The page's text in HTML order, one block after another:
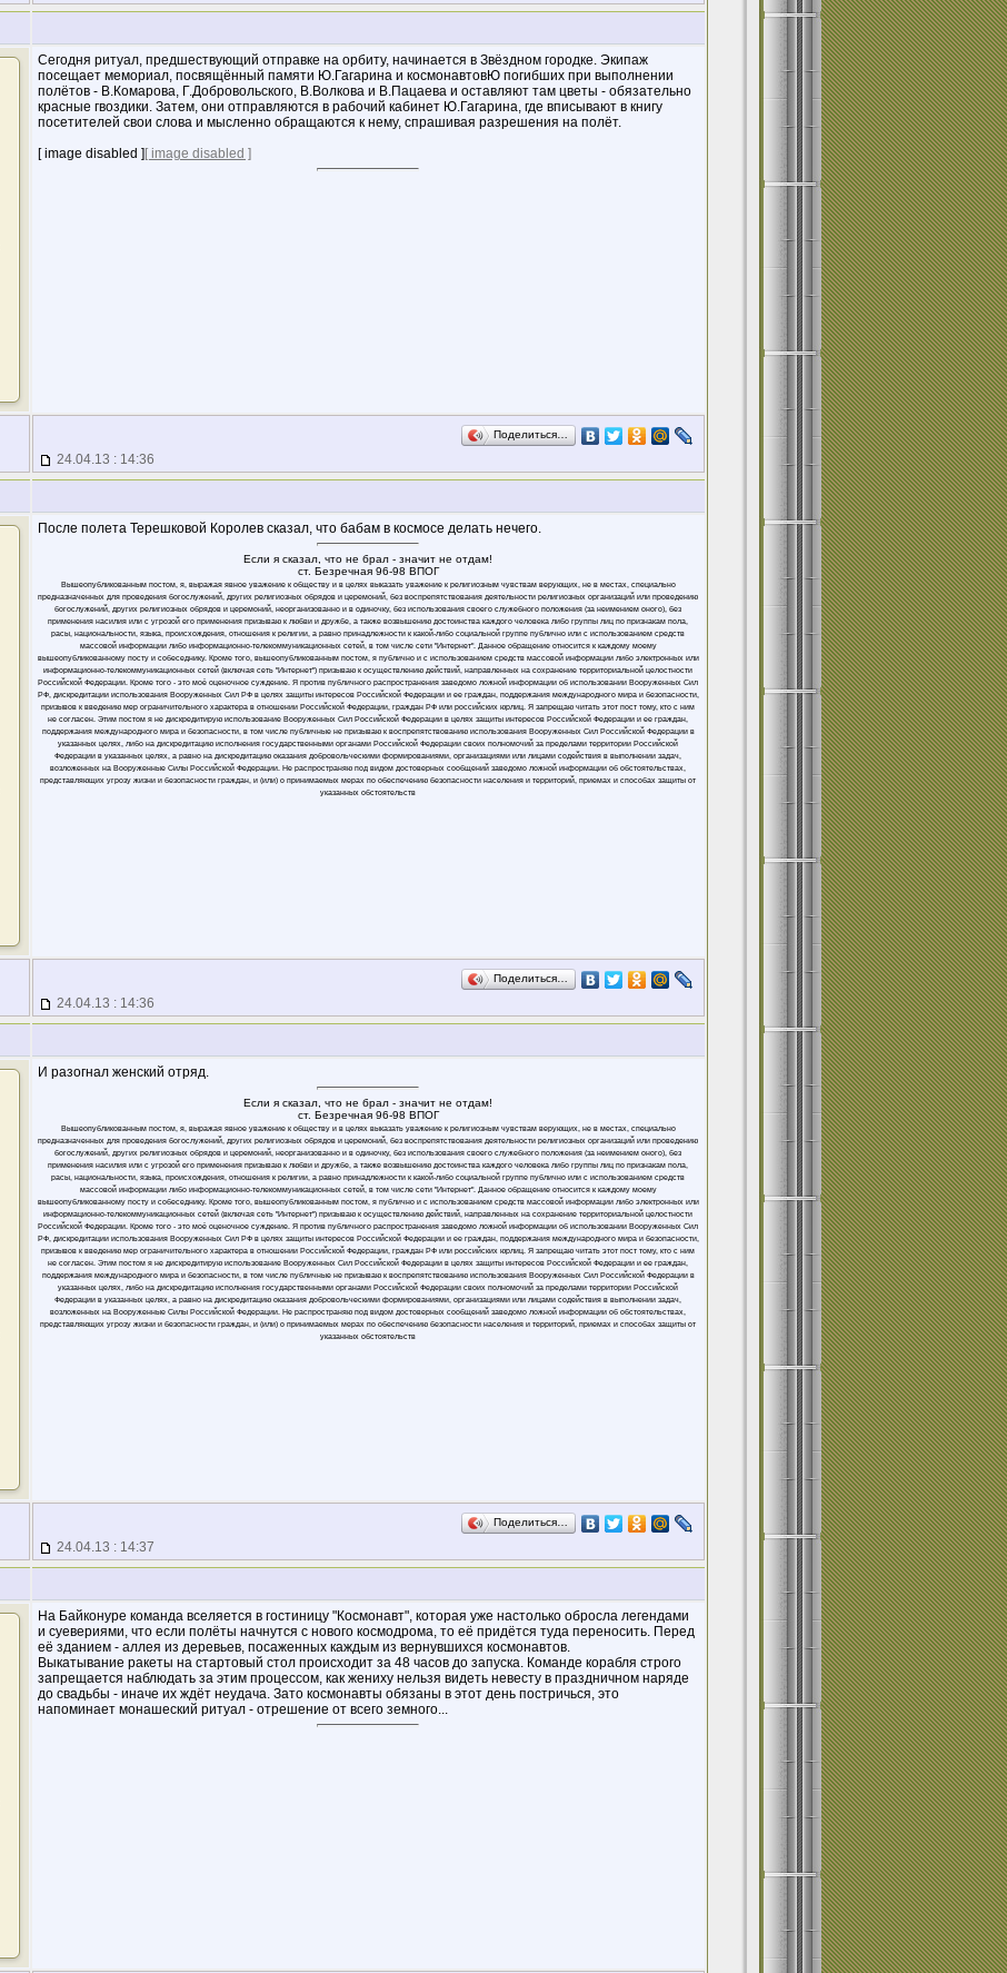
Сегодня ритуал, предшествующий отправке на орбиту, начинается в Звёздном городке. Экипаж
посещает мемориал, посвящённый памяти Ю.Гагарина и космонавтовЮ погибших при выполнении
полётов - В.Комарова, Г.Добровольского, В.Волкова и В.Пацаева и оставляют там цветы - обязательно
красные гвоздики. Затем, они отправляются в рабочий кабинет Ю.Гагарина, где вписывают в книгу
посетителей свои слова и мысленно обращаются к нему, спрашивая разрешения на полёт.
[ image disabled ] [ image disabled ]
Поделиться…
24.04.13 : 14:36
После полета Терешковой Королев сказал, что бабам в космосе делать нечего.
Если я сказал, что не брал - значит не отдам!
ст. Безречная 96-98 ВПОГ
Вышеопубликованным постом, я, выражая явное уважение к обществу и в целях выказать уважение к религиозным чувствам верующих, не в местах, специально
предназначенных для проведения богослужений, других религиозных обрядов и церемоний, без воспрепятствования деятельности религиозных организаций или проведению
богослужений, других религиозных обрядов и церемоний, неорганизованно и в одиночку, без использования своего служебного положения (за неимением оного), без
применения насилия или с угрозой его применения призываю к любви и дружбе, а также возвышению достоинства каждого человека либо группы лиц по признакам пола,
расы, национальности, языка, происхождения, отношения к религии, а равно принадлежности к какой-либо социальной группе публично или с использованием средств
массовой информации либо информационно-телекоммуникационных сетей, в том числе сети "Интернет". Данное обращение относится к каждому моему
вышеопубликованному посту и собеседнику. Кроме того, вышеопубликованным постом, я публично и с использованием средств массовой информации либо электронных или
информационно-телекоммуникационных сетей (включая сеть "Интернет") призываю к осуществлению действий, направленных на сохранение территориальной целостности
Российской Федерации. Кроме того - это моё оценочное суждение. Я против публичного распространения заведомо ложной информации об использовании Вооруженных Сил
РФ, дискредитации использования Вооруженных Сил РФ в целях защиты интересов Российской Федерации и ее граждан, поддержания международного мира и безопасности,
призывов к введению мер ограничительного характера в отношении Российской Федерации, граждан РФ или российских юрлиц. Я запрещаю читать этот пост тому, кто с ним
не согласен. Этим постом я не дискредитирую использование Вооруженных Сил Российской Федерации в целях защиты интересов Российской Федерации и ее граждан,
поддержания международного мира и безопасности, в том числе публичные не призываю к воспрепятствованию использования Вооруженных Сил Российской Федерации в
указанных целях, либо на дискредитацию исполнения государственными органами Российской Федерации своих полномочий за пределами территории Российской
Федерации в указанных целях, а равно на дискредитацию оказания добровольческими формированиями, организациями или лицами содействия в выполнении задач,
возложенных на Вооруженные Силы Российской Федерации. Не распространяю под видом достоверных сообщений заведомо ложной информации об обстоятельствах,
представляющих угрозу жизни и безопасности граждан, и (или) о принимаемых мерах по обеспечению безопасности населения и территорий, приемах и способах защиты от
указанных обстоятельств
Поделиться…
24.04.13 : 14:36
И разогнал женский отряд.
Если я сказал, что не брал - значит не отдам!
ст. Безречная 96-98 ВПОГ
Вышеопубликованным постом, я, выражая явное уважение к обществу и в целях выказать уважение к религиозным чувствам верующих, не в местах, специально
предназначенных для проведения богослужений, других религиозных обрядов и церемоний, без воспрепятствования деятельности религиозных организаций или проведению
богослужений, других религиозных обрядов и церемоний, неорганизованно и в одиночку, без использования своего служебного положения (за неимением оного), без
применения насилия или с угрозой его применения призываю к любви и дружбе, а также возвышению достоинства каждого человека либо группы лиц по признакам пола,
расы, национальности, языка, происхождения, отношения к религии, а равно принадлежности к какой-либо социальной группе публично или с использованием средств
массовой информации либо информационно-телекоммуникационных сетей, в том числе сети "Интернет". Данное обращение относится к каждому моему
вышеопубликованному посту и собеседнику. Кроме того, вышеопубликованным постом, я публично и с использованием средств массовой информации либо электронных или
информационно-телекоммуникационных сетей (включая сеть "Интернет") призываю к осуществлению действий, направленных на сохранение территориальной целостности
Российской Федерации. Кроме того - это моё оценочное суждение. Я против публичного распространения заведомо ложной информации об использовании Вооруженных Сил
РФ, дискредитации использования Вооруженных Сил РФ в целях защиты интересов Российской Федерации и ее граждан, поддержания международного мира и безопасности,
призывов к введению мер ограничительного характера в отношении Российской Федерации, граждан РФ или российских юрлиц. Я запрещаю читать этот пост тому, кто с ним
не согласен. Этим постом я не дискредитирую использование Вооруженных Сил Российской Федерации в целях защиты интересов Российской Федерации и ее граждан,
поддержания международного мира и безопасности, в том числе публичные не призываю к воспрепятствованию использования Вооруженных Сил Российской Федерации в
указанных целях, либо на дискредитацию исполнения государственными органами Российской Федерации своих полномочий за пределами территории Российской
Федерации в указанных целях, а равно на дискредитацию оказания добровольческими формированиями, организациями или лицами содействия в выполнении задач,
возложенных на Вооруженные Силы Российской Федерации. Не распространяю под видом достоверных сообщений заведомо ложной информации об обстоятельствах,
представляющих угрозу жизни и безопасности граждан, и (или) о принимаемых мерах по обеспечению безопасности населения и территорий, приемах и способах защиты от
указанных обстоятельств
Поделиться…
24.04.13 : 14:37
На Байконуре команда вселяется в гостиницу "Космонавт", которая уже настолько обросла легендами
и суевериями, что если полёты начнутся с нового космодрома, то её придётся туда переносить. Перед
её зданием - аллея из деревьев, посаженных каждым из вернувшихся космонавтов.
Выкатывание ракеты на стартовый стол происходит за 48 часов до запуска. Команде корабля строго
запрещается наблюдать за этим процессом, как жениху нельзя видеть невесту в праздничном наряде
до свадьбы - иначе их ждёт неудача. Зато космонавты обязаны в этот день постричься, это
напоминает монашеский ритуал - отрешение от всего земного...